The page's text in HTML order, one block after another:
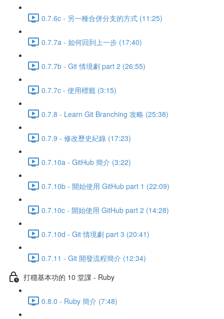
0.7.6c - 另一種合併分支的方式 (11:25)
0.7.7a - 如何回到上一步 (17:40)
0.7.7b - Git 情境劇 part 2 (26:55)
0.7.7c - 使用標籤 (3:15)
0.7.8 - Learn Git Branching 攻略 (25:38)
0.7.9 - 修改歷史紀錄 (17:23)
0.7.10a - GitHub 簡介 (3:22)
0.7.10b - 開始使用 GitHub part 1 (22:09)
0.7.10c - 開始使用 GitHub part 2 (14:28)
0.7.10d - Git 情境劇 part 3 (20:41)
0.7.11 - Git 開發流程簡介 (12:34)
打穩基本功的 10 堂課 - Ruby
0.8.0 - Ruby 簡介 (7:48)